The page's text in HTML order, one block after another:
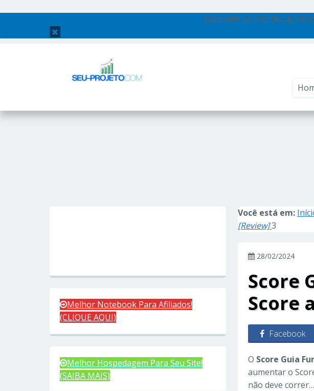
Aproveite as Ofertas de 08/
Você está em:
[Review]3
28/02/2024
Score
Score
Facebook
O Score Guia
aumentar o
não deve correr…
Melhor Notebook Para Afiliados!
(CLIQUE AQUI)
Melhor Hospedagem Para Seu Site!
(SAIBA MAIS)